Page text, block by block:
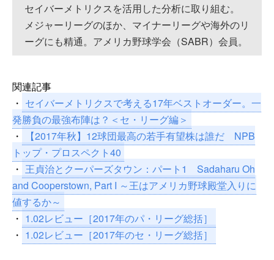
セイバーメトリクスを活用した分析に取り組む。
メジャーリーグのほか、マイナーリーグや海外のリ
ーグにも精通。アメリカ野球学会（SABR）会員。
関連記事
・ セイバーメトリクスで考える17年ベストオーダー。一
発勝負の最強布陣は？＜セ・リーグ編＞
・
【2017年秋】12球団最高の若手有望株は誰だ NPB
トップ・プロスペクト40
・ 王貞治とクーパーズタウン：パート1 Sadaharu Oh
and Cooperstown, Part I ～王はアメリカ野球殿堂入りに
値するか～
・ 1.02レビュー［2017年のパ・リーグ総括］
・ 1.02レビュー［2017年のセ・リーグ総括］